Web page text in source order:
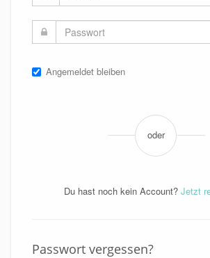
Angemeldet bleiben
oder
Du hast noch kein Account? Jetzt
Passwort vergessen?